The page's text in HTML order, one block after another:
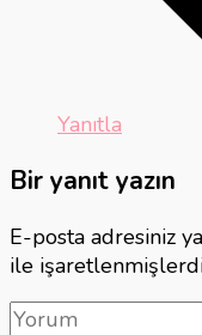
Yanıtla
Bir yanıt yazın
E-posta adresiniz
ile
Yorum